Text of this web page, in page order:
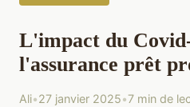
L'impact du
l'assurance prêt
Ali•27 janvier 2025•7 min de